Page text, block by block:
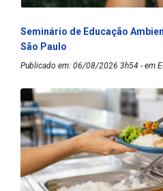
Seminário de Educação
São Paulo
Publicado em: 06/08/2026 3h54 - em